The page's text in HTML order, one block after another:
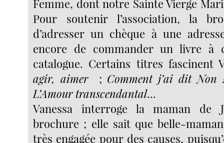
Femme, dont notre Sainte Vierge
Pour soutenir l’association, la
d’adresser un chèque à une
encore de commander un livre à
catalogue. Certains titres fascinent
agir, aimer
; Comment j’ai dit
L’Amour transcendantal...
Vanessa interroge la maman de
brochure ; elle sait que belle-
très engagée pour des causes,